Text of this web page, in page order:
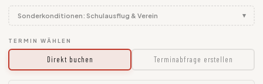
Sonderkonditionen: Schulausflug & Verein ▾
TERMIN WÄHLEN
Direkt buchen Terminabfrage erstellen